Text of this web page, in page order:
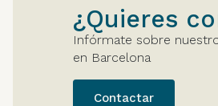
¿Quieres
Infórmate sobre
en Barcelona
Contactar